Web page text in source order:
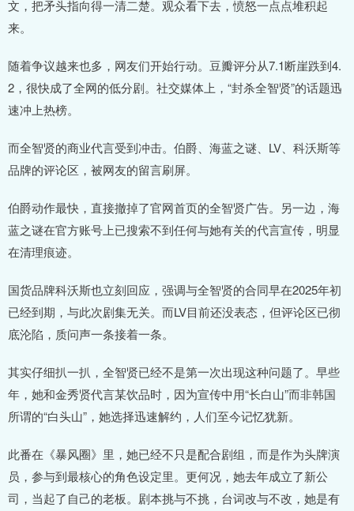
文，把矛头指向得一清二楚。观众看下去，愤怒一点点堆积起
来。
随着争议越来也多，网友们开始行动。豆瓣评分从7.1断崖跌到4.
2，很快成了全网的低分剧。社交媒体上，“封杀全智贤”的话题迅
速冲上热榜。
而全智贤的商业代言受到冲击。伯爵、海蓝之谜、LV、科沃斯等
品牌的评论区，被网友的留言刷屏。
伯爵动作最快，直接撤掉了官网首页的全智贤广告。另一边，海
蓝之谜在官方账号上已搜索不到任何与她有关的代言宣传，明显
在清理痕迹。
国货品牌科沃斯也立刻回应，强调与全智贤的合同早在2025年初
已经到期，与此次剧集无关。而LV目前还没表态，但评论区已彻
底沦陷，质问声一条接着一条。
其实仔细扒一扒，全智贤已经不是第一次出现这种问题了。早些
年，她和金秀贤代言某饮品时，因为宣传中用“长白山”而非韩国
所谓的“白头山”，她选择迅速解约，人们至今记忆犹新。
此番在《暴风圈》里，她已经不只是配合剧组，而是作为头牌演
员，参与到最核心的角色设定里。更何况，她去年成立了新公
司，当起了自己的老板。剧本挑与不挑，台词改与不改，她是有